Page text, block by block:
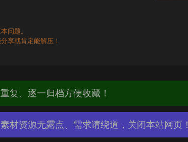
问题。
享就肯定能解压！
复、逐一归档方便收藏！
材资源无露点、需求请绕道，关闭本站网页！